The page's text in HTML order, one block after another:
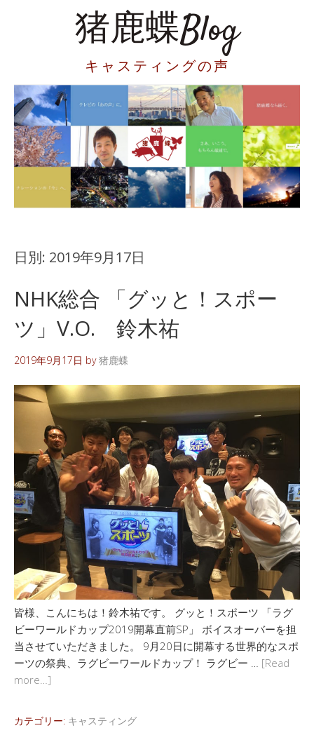
猪鹿蝶Blog
キャスティングの声
日別: 2019年9月17日
NHK総合 「グッと！スポー
ツ」V.O. 鈴木祐
2019年9月17日 by猪鹿蝶
皆様、こんにちは！鈴木祐です。 グッと！スポーツ 「ラグ
ビーワールドカップ2019開幕直前SP」 ボイスオーバーを担
当させていただきました。 9月20日に開幕する世界的なスポ
ーツの祭典、ラグビーワールドカップ！ ラグビー … [Read
more…]
カテゴリー: キャスティング